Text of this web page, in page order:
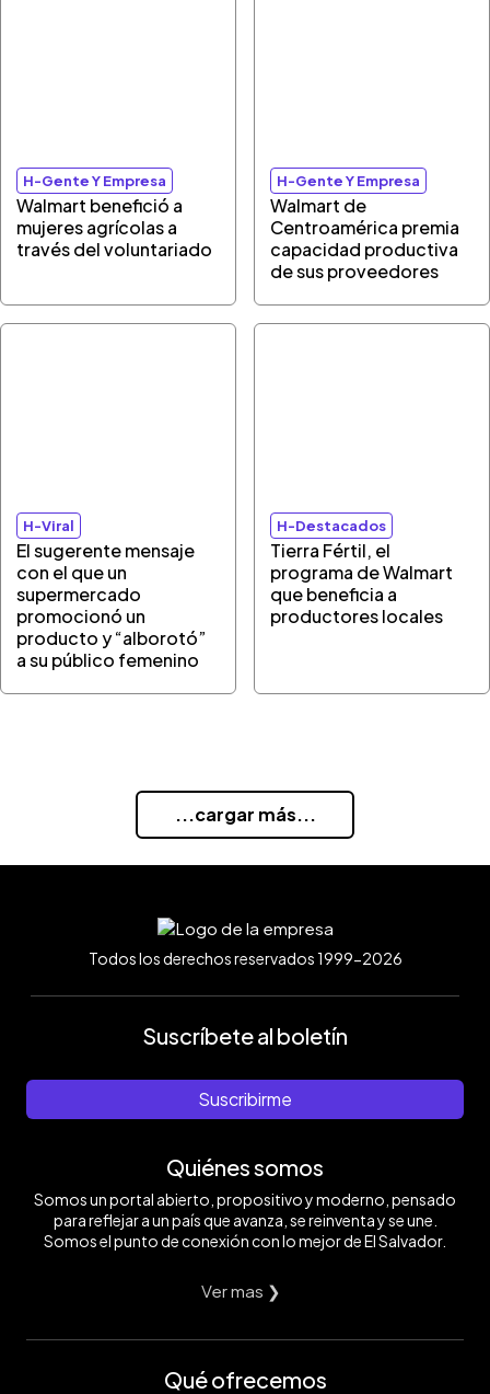
H-Gente Y Empresa
Walmart benefició a
mujeres agrícolas a
través del voluntariado
H-Gente Y Empresa
Walmart de
Centroamérica premia
capacidad productiva
de sus proveedores
H-Viral
El sugerente mensaje
con el que un
supermercado
promocionó un
producto y “alborotó”
a su público femenino
H-Destacados
Tierra Fértil, el
programa de Walmart
que beneficia a
productores locales
...cargar más...
Todos los derechos reservados 1999-2026
Suscríbete al boletín
Suscribirme
Quiénes somos
Somos un portal abierto, propositivo y moderno, pensado
para reflejar a un país que avanza, se reinventa y se une.
Somos el punto de conexión con lo mejor de El Salvador.
Ver mas ❯
Qué ofrecemos